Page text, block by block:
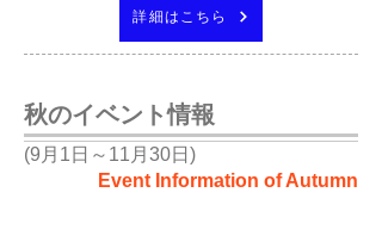
詳細はこちら
秋のイベント情報
(9月1日～11月30日)
Event Information of Autumn